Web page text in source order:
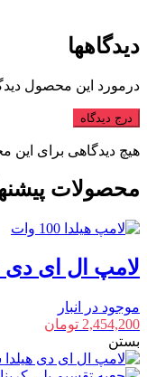
دیدگاهها
درمورد این محصول
درج دیدگاه
هیچ دیدگاهی برای
محصولات
لامپ ال ای دی هیلدا 100 وات
موجود در انبار
2,454,200 تومان
بستن